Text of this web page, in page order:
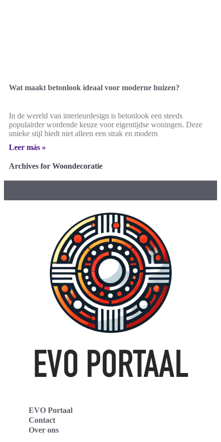
Wat maakt betonlook ideaal voor moderne huizen?
In de wereld van interieurdesign is betonlook een steeds
populairder wordende keuze voor eigentijdse woningen. Deze
unieke stijl biedt niet alleen een strak en modern
Leer más »
Archives for Woondecoratie
EVO Portaal
Contact
Over ons